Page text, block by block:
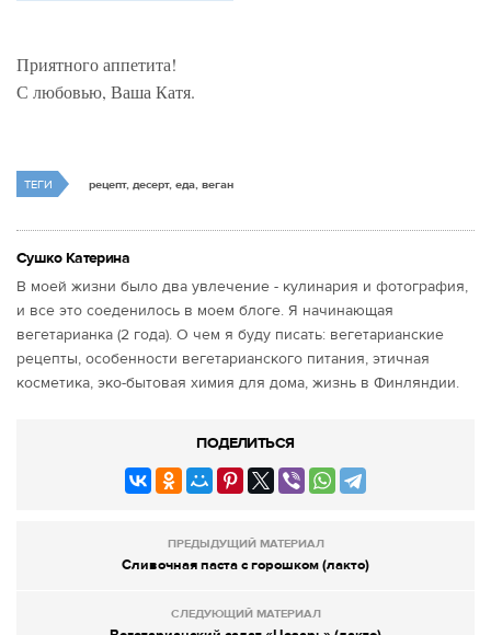
Приятного аппетита!
С любовью, Ваша Катя.
ТЕГИ рецепт, десерт, еда, веган
Сушко Катерина
В моей жизни было два увлечение - кулинария и фотография,
и все это соеденилось в моем блоге. Я начинающая
вегетарианка (2 года). О чем я буду писать: вегетарианские
рецепты, особенности вегетарианского питания, этичная
косметика, эко-бытовая химия для дома, жизнь в Финляндии.
ПОДЕЛИТЬСЯ
ПРЕДЫДУЩИЙ МАТЕРИАЛ
Сливочная паста с горошком (лакто)
СЛЕДУЮЩИЙ МАТЕРИАЛ